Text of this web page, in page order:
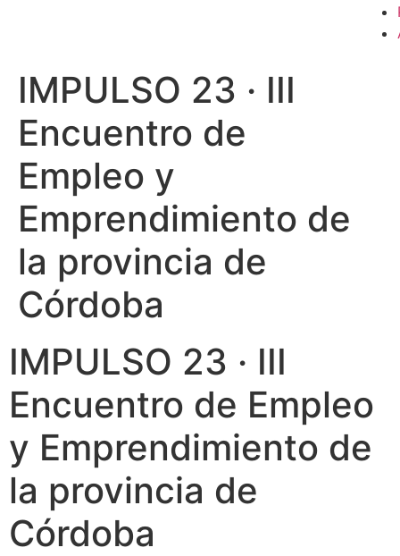
IMPULSO 23 · III
Encuentro de
Empleo y
Emprendimiento de
la provincia de
Córdoba
IMPULSO 23 · III
Encuentro de Empleo
y Emprendimiento de
la provincia de
Córdoba